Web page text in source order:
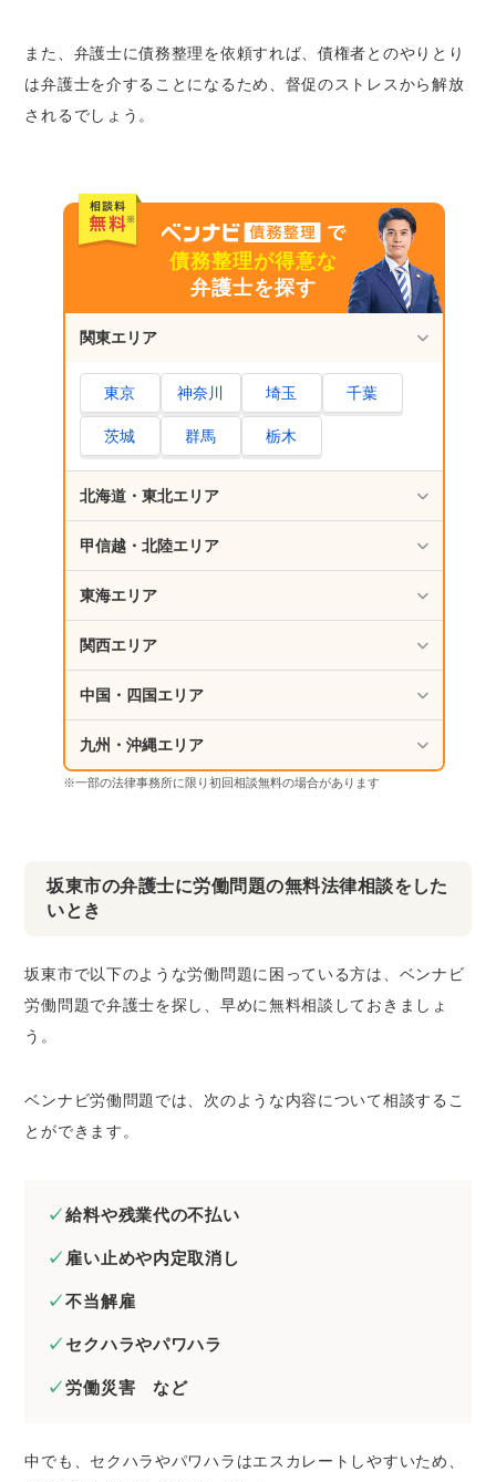
また、弁護士に債務整理を依頼すれば、債権者とのやりとり
は弁護士を介することになるため、督促のストレスから解放
されるでしょう。
債務整理が得意な
弁護士を探す
関東エリア
東京 神奈川 埼玉 千葉
茨城 群馬 栃木
北海道・東北エリア
甲信越・北陸エリア
東海エリア
関西エリア
中国・四国エリア
九州・沖縄エリア
※一部の法律事務所に限り初回相談無料の場合があります
坂東市の弁護士に労働問題の無料法律相談をした
いとき
坂東市で以下のような労働問題に困っている方は、ベンナビ
労働問題で弁護士を探し、早めに無料相談しておきましょ
う。
ベンナビ労働問題では、次のような内容について相談するこ
とができます。
給料や残業代の不払い
雇い止めや内定取消し
不当解雇
セクハラやパワハラ
労働災害 など
中でも、セクハラやパワハラはエスカレートしやすいため、